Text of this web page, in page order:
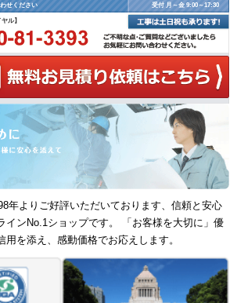
せください 受付 月～金 9:00～17:30
ル】
年よりご好評いただいております、信頼と安心
インNo.1ショップです。 「お客様を大切に」優
用を添え、感動価格でお応えします。